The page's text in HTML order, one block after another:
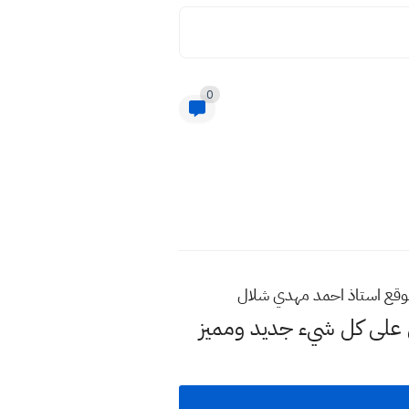
0
استاذ احمد مهدي شلال
كل شيء جديد ومميز